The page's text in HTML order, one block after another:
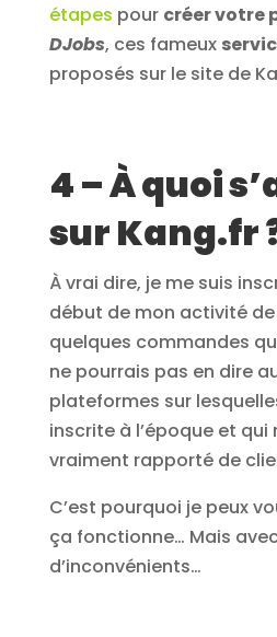
étapes pour créer votre
DJobs, ces fameux
proposés sur le site de
4 – À quoi
sur Kang.fr
À vrai dire, je me suis
début de mon activité de
quelques commandes
ne pourrais pas en dire
plateformes sur
inscrite à l’époque et qui
vraiment rapporté de
C’est pourquoi je peux
ça fonctionne… Mais
d’inconvénients…